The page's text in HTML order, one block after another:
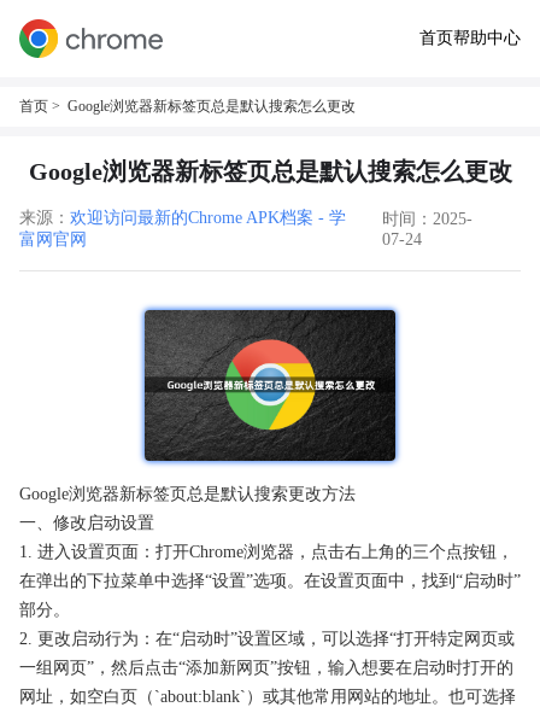
首页帮助中心
首页 > Google浏览器新标签页总是默认搜索怎么更改
Google浏览器新标签页总是默认搜索怎么更改
来源： 欢迎访问最新的Chrome APK档案 - 学
富网官网
时间：2025-
07-24
Google浏览器新标签页总是默认搜索更改方法
一、修改启动设置
1. 进入设置页面：打开Chrome浏览器，点击右上角的三个点按钮，
在弹出的下拉菜单中选择“设置”选项。在设置页面中，找到“启动时”
部分。
2. 更改启动行为：在“启动时”设置区域，可以选择“打开特定网页或
一组网页”，然后点击“添加新网页”按钮，输入想要在启动时打开的
网址，如空白页（`about:blank`）或其他常用网站的地址。也可选择